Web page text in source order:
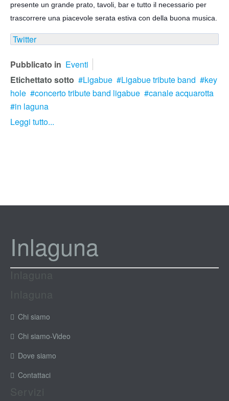
presente un grande prato, tavoli, bar e tutto il necessario per
trascorrere una piacevole serata estiva con della buona musica.
Twitter
Pubblicato in Eventi
Etichettato sotto
Ligabue Ligabue tribute band
key
hole
concerto tribute band ligabue
canale acquarotta
in laguna
Leggi tutto...
Inlaguna
Chi siamo
Chi siamo-Video
Dove siamo
Contattaci